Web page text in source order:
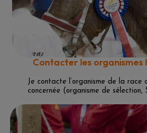
Contacter les organismes
Je contacte l’organisme de la race
concernée (organisme de sélection,